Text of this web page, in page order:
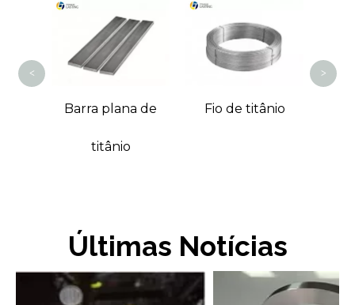
Barra plana de Fio de titânio
de
< >
Últimas Notícias